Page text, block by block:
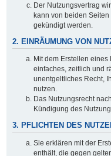
Der Nutzungsvertrag
kann von beiden
gekündigt werden.
2. EINRÄUMUNG VON
Mit dem Erstellen
einfaches, zeitlich und
unentgeltliches Recht,
nutzen.
Das Nutzungsrecht
Kündigung des
3. PFLICHTEN DES
Sie erklären mit der
enthält, die gegen